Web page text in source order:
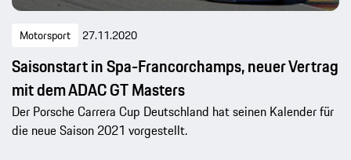
Motorsport 27.11.2020
Saisonstart in Spa-Francorchamps, neuer Vertrag
mit dem ADAC GT Masters
Der Porsche Carrera Cup Deutschland hat seinen Kalender für
die neue Saison 2021 vorgestellt.